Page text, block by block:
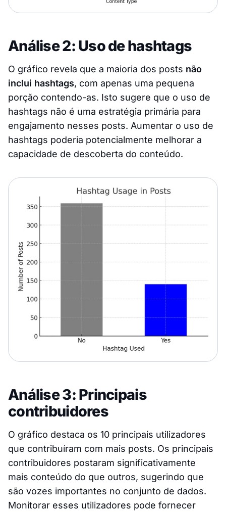
Análise 2: Uso de hashtags
O gráfico revela que a maioria dos posts não
inclui hashtags, com apenas uma pequena
porção contendo-as. Isto sugere que o uso de
hashtags não é uma estratégia primária para
engajamento nesses posts. Aumentar o uso de
hashtags poderia potencialmente melhorar a
capacidade de descoberta do conteúdo.
Análise 3: Principais
contribuidores
O gráfico destaca os 10 principais utilizadores
que contribuíram com mais posts. Os principais
contribuidores postaram significativamente
mais conteúdo do que outros, sugerindo que
são vozes importantes no conjunto de dados.
Monitorar esses utilizadores pode fornecer